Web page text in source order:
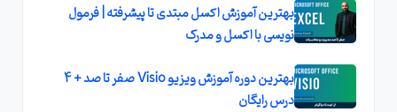
بهترین آموزش اکسل مبتدی تا پیشرفته | فرمول
نویسی با اکسل و مدرک
بهترین دوره آموزش ویزیو Visio صفر تا صد + 4
درس رایگان